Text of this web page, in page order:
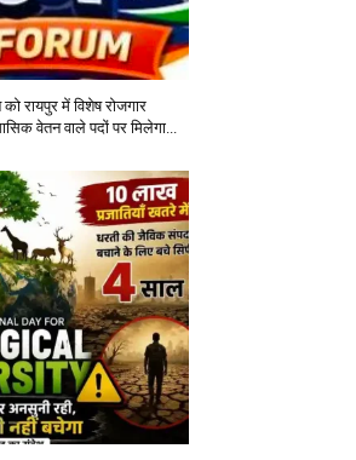
रायपुर में विशेष रोजगार
वेतन वाले पदों पर मिलेगा...